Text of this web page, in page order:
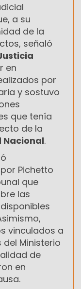
a su
de la
señaló
en
por
y sostuvo
que tenía
de la
.
Pichetto
que
las
vinculados a
Ministerio
de
en